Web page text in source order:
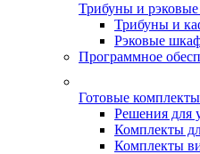
Трибуны и
Трибуны и
Рэковые
Программное
Готовые
Решения для
Комплекты
Комплекты